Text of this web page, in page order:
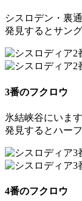
シスロデン・裏
発見するとサン
3番のフクロウ
氷結峡谷にいます
発見するとハー
4番のフクロウ